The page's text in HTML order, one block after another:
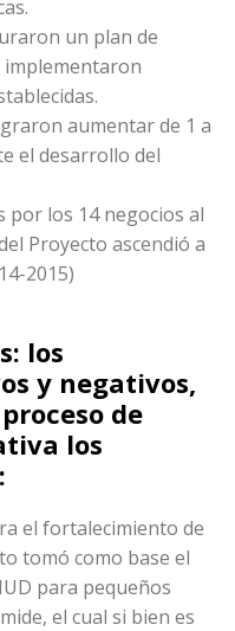
un plan de
aumentar de 1 a
el desarrollo del
por los 14 negocios al
Proyecto ascendió a
2015)
los
y negativos,
de
los
el fortalecimiento de
tomó como base el
para pequeños
el cual si bien es